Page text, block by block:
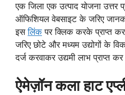
एक जिला एक उत्पाद योजना उत्तर
ऑफिशियल वेबसाइट के जरिए
इसलिंक पर क्लिक करके प्राप्त
जरिए छोटे और मध्यम उद्योगों के
दर्ज करवाकर उद्यमी लाभ प्राप्त
ऐमेज़ॉन कला हाट